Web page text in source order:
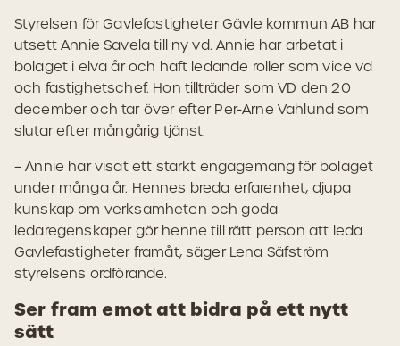
Styrelsen för Gavlefastigheter Gävle kommun AB har
utsett Annie Savela till ny vd. Annie har arbetat i
bolaget i elva år och haft ledande roller som vice vd
och fastighetschef. Hon tillträder som VD den 20
december och tar över efter Per-Arne Vahlund som
slutar efter mångårig tjänst.
– Annie har visat ett starkt engagemang för bolaget
under många år. Hennes breda erfarenhet, djupa
kunskap om verksamheten och goda
ledaregenskaper gör henne till rätt person att leda
Gavlefastigheter framåt, säger Lena Säfström
styrelsens ordförande.
Ser fram emot att bidra på ett nytt
sätt